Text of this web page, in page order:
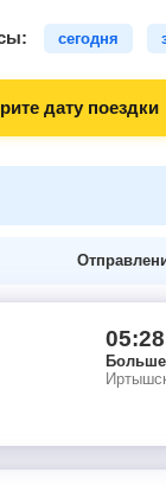
сегодня
дату поездки
05:28